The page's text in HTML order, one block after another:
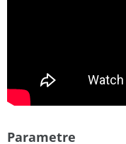
Parametre